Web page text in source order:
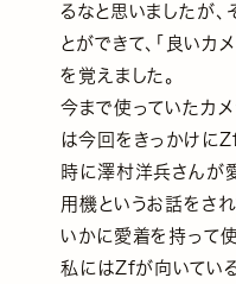
るなと思いましたが
とができて、「良いカ
を覚えました。
今まで使っていたカ
は今回をきっかけに
時に澤村洋兵さんが
用機というお話をされ
いかに愛着を持って
私にはZfが向いてい